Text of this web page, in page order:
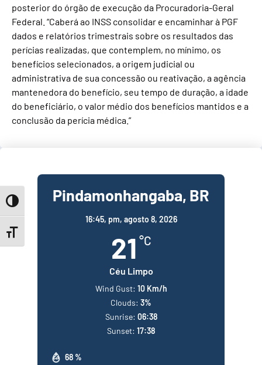
Toggle High Contrast
Toggle Font size
posterior do órgão de execução da Procuradoria-Geral
Federal. “Caberá ao INSS consolidar e encaminhar à PGF
dados e relatórios trimestrais sobre os resultados das
perícias realizadas, que contemplem, no mínimo, os
benefícios selecionados, a origem judicial ou
administrativa de sua concessão ou reativação, a agência
mantenedora do benefício, seu tempo de duração, a idade
do beneficiário, o valor médio dos benefícios mantidos e a
conclusão da perícia médica.”
Pindamonhangaba, BR
16:45, pm, agosto 8, 2026
21 °C
Céu Limpo
68 %
Wind Gust: 10 Km/h
Clouds: 3%
Sunrise: 06:38
Sunset: 17:38